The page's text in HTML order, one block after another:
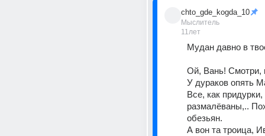
chto_gde_kogda_10
Мыслитель
11лет
Мудан давно в
Ой, Вань! Смотри,
У дураков опять
Все, как придурки,
размалёваны,..
обезьян.
А вон та троица,